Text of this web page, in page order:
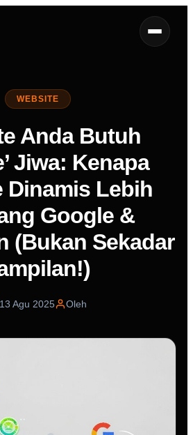
WEBSITE
Anda Butuh
Jiwa: Kenapa
Dinamis Lebih
Google &
(Bukan Sekadar
13 Agu 2025 Oleh